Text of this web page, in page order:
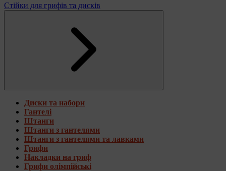
Стійки для грифів та дисків
Диски та набори
Гантелі
Штанги
Штанги з гантелями
Штанги з гантелями та лавками
Грифи
Накладки на гриф
Грифи олімпійські